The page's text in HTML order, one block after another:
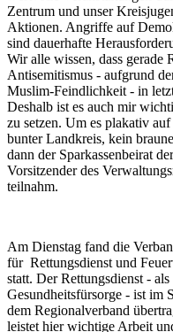
Zentrum und unser
Aktionen. Angriffe auf
sind dauerhafte
Wir alle wissen, dass gerade
Antisemitismus - aufgrund
Muslim-Feindlichkeit - in
Deshalb ist es auch mir
zu setzen. Um es plakativ
bunter Landkreis, kein
dann der Sparkassenbeirat
Vorsitzender des
teilnahm.
Am Dienstag fand die
für Rettungsdienst und
statt. Der Rettungsdienst -
Gesundheitsfürsorge - ist im
dem Regionalverband
leistet hier wichtige Arbeit